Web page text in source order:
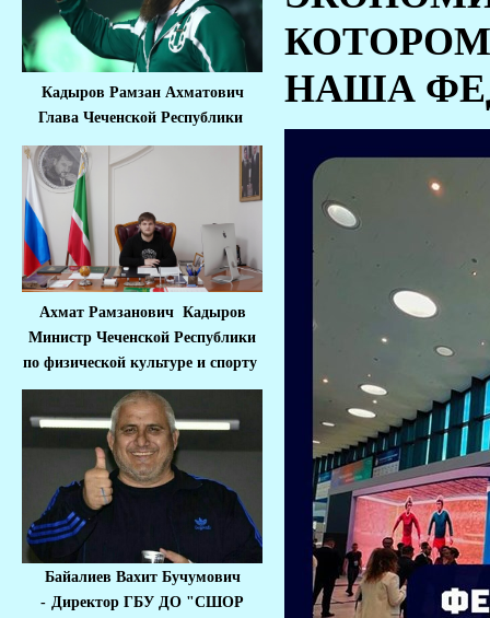
Кадыров Рамзан Ахматович
Глава Чеченской Республики
Ахмат Рамзанович Кадыров
Министр Чеченской Республики
по физической культуре и спорту
Байалиев Вахит Бучумович
- Директор ГБУ ДО "СШОР
НАША